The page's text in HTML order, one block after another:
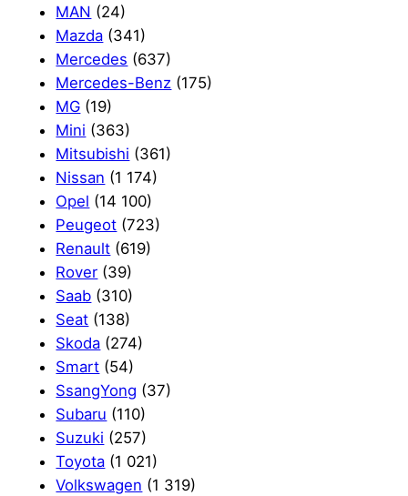
MAN (24)
Mazda (341)
Mercedes (637)
Mercedes-Benz (175)
MG (19)
Mini (363)
Mitsubishi (361)
Nissan (1 174)
Opel (14 100)
Peugeot (723)
Renault (619)
Rover (39)
Saab (310)
Seat (138)
Skoda (274)
Smart (54)
SsangYong (37)
Subaru (110)
Suzuki (257)
Toyota (1 021)
Volkswagen (1 319)